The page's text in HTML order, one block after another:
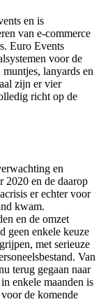
en is
van e-commerce
Euro Events
voor de
lanyards en
zijn er vier
richt op de
en
2020 en de daarop
er echter voor
kwam.
en de omzet
geen enkele keuze
met serieuze
Van
terug gegaan naar
enkele maanden is
de komende